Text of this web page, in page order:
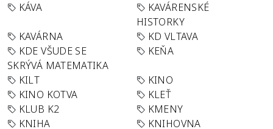
KÁVA
KAVÁRENSKÉ
HISTORKY
KAVÁRNA
KD VLTAVA
KDE VŠUDE SE
SKRÝVÁ MATEMATIKA
KEŇA
KILT
KINO
KINO KOTVA
KLEŤ
KLUB K2
KMENY
KNIHA
KNIHOVNA